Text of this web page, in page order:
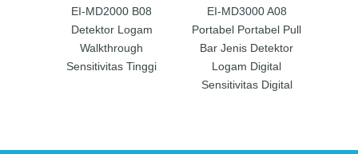
EI-MD2000 B08
Detektor Logam
Walkthrough
Sensitivitas Tinggi
EI-MD3000 A08
Portabel Portabel Pull
Bar Jenis Detektor
Logam Digital
Sensitivitas Digital